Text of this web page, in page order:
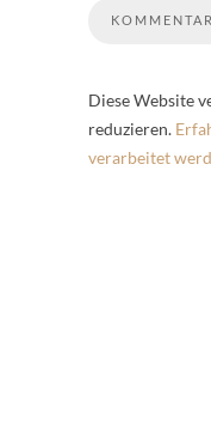
Diese Website
reduzieren.
verarbeitet